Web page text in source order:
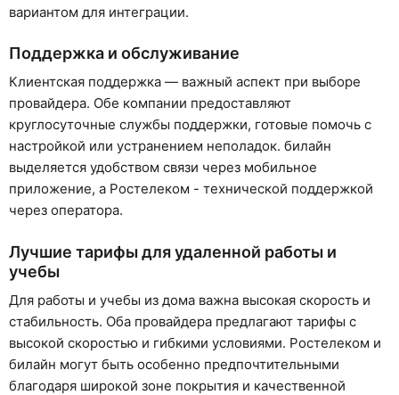
вариантом для интеграции.
Поддержка и обслуживание
Клиентская поддержка — важный аспект при выборе
провайдера. Обе компании предоставляют
круглосуточные службы поддержки, готовые помочь с
настройкой или устранением неполадок. билайн
выделяется удобством связи через мобильное
приложение, а Ростелеком - технической поддержкой
через оператора.
Лучшие тарифы для удаленной работы и
учебы
Для работы и учебы из дома важна высокая скорость и
стабильность. Оба провайдера предлагают тарифы с
высокой скоростью и гибкими условиями. Ростелеком и
билайн могут быть особенно предпочтительными
благодаря широкой зоне покрытия и качественной